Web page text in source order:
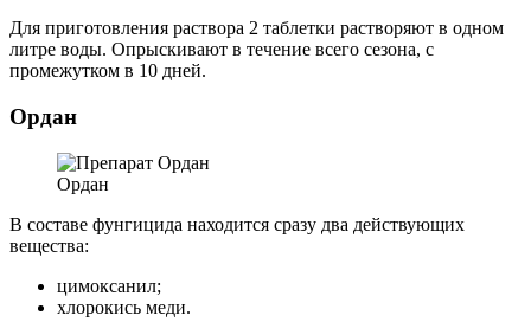
Для приготовления раствора 2 таблетки растворяют в одном
литре воды. Опрыскивают в течение всего сезона, с
промежутком в 10 дней.
Ордан
Ордан
В составе фунгицида находится сразу два действующих
вещества:
цимоксанил;
хлорокись меди.